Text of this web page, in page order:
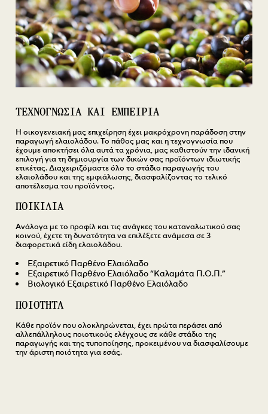
ΤΕΧΝΟΓΝΩΣΙΑ ΚΑΙ ΕΜΠΕΙΡΙΑ
Η οικογενειακή μας επιχείρηση έχει μακρόχρονη παράδοση στην
παραγωγή ελαιολάδου. Το πάθος μας και η τεχνογνωσία που
έχουμε αποκτήσει όλα αυτά τα χρόνια, μας καθιστούν την ιδανική
επιλογή για τη δημιουργία των δικών σας προϊόντων ιδιωτικής
ετικέτας. Διαχειριζόμαστε όλο το στάδιο παραγωγής του
ελαιολάδου και της εμφιάλωσης, διασφαλίζοντας το τελικό
αποτέλεσμα του προϊόντος.
ΠΟΙΚΙΛΙΑ
Ανάλογα με το προφίλ και τις ανάγκες του καταναλωτικού σας
κοινού, έχετε τη δυνατότητα να επιλέξετε ανάμεσα σε 3
διαφορετικά είδη ελαιολάδου.
Εξαιρετικό Παρθένο Ελαιόλαδο
Εξαιρετικό Παρθένο Ελαιόλαδο “Καλαμάτα Π.Ο.Π.”
Βιολογικό Εξαιρετικό Παρθένο Ελαιόλαδο
ΠΟΙΟΤΗΤΑ
Κάθε προϊόν που ολοκληρώνεται, έχει πρώτα περάσει από
αλλεπάλληλους ποιοτικούς ελέγχους σε κάθε στάδιο της
παραγωγής και της τυποποίησης, προκειμένου να διασφαλίσουμε
την άριστη ποιότητα για εσάς.